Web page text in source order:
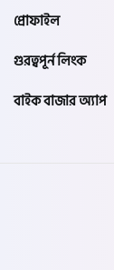
প্রোফাইল
গুরত্বপূর্ন লিংক
বাইক বাজার অ্যাপ